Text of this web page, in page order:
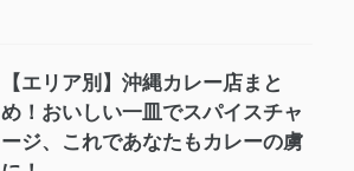
【エリア別】沖縄カレー店まと
め！おいしい一皿でスパイスチャ
ージ、これであなたもカレーの虜